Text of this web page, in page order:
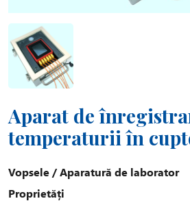
Aparat de
temperaturii în
Vopsele /Aparatură de laborator
Proprietăți